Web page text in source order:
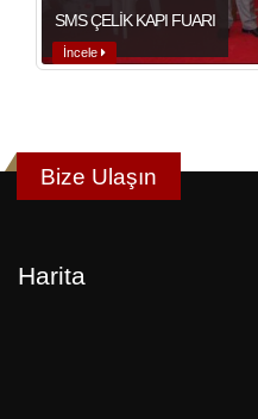
SMS ÇELİK KAPI FUARI
İncele
Bize Ulaşın
Harita